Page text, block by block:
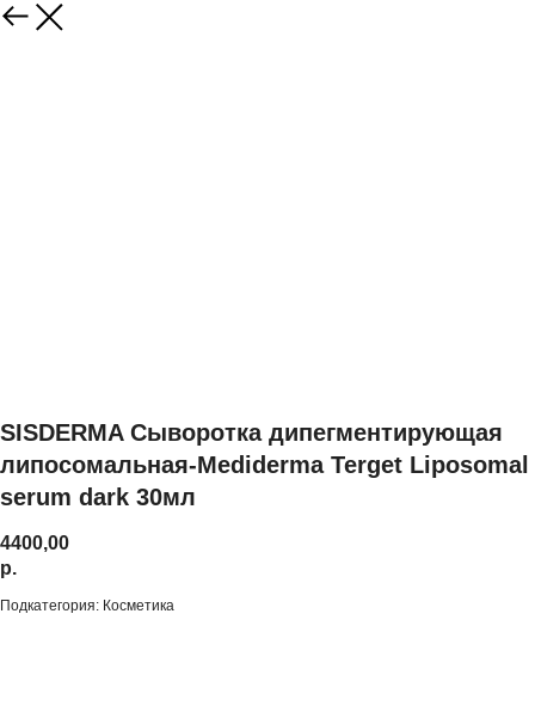
SISDERMA Сыворотка дипегментирующая
липосомальная-Mediderma Terget Liposomal
serum dark 30мл
4400,00
р.
Подкатегория: Косметика